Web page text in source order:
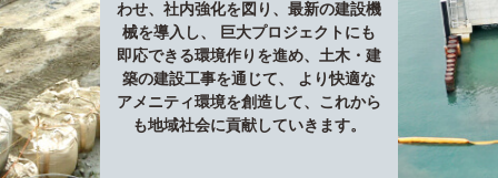
わせ、社内強化を図り、最新の建設機
械を導入し、
巨大プロジェクトにも
即応できる環境作りを進め、土木・建
築の建設工事を通じて、
より快適な
アメニティ環境を創造して、これから
も地域社会に貢献していきます。